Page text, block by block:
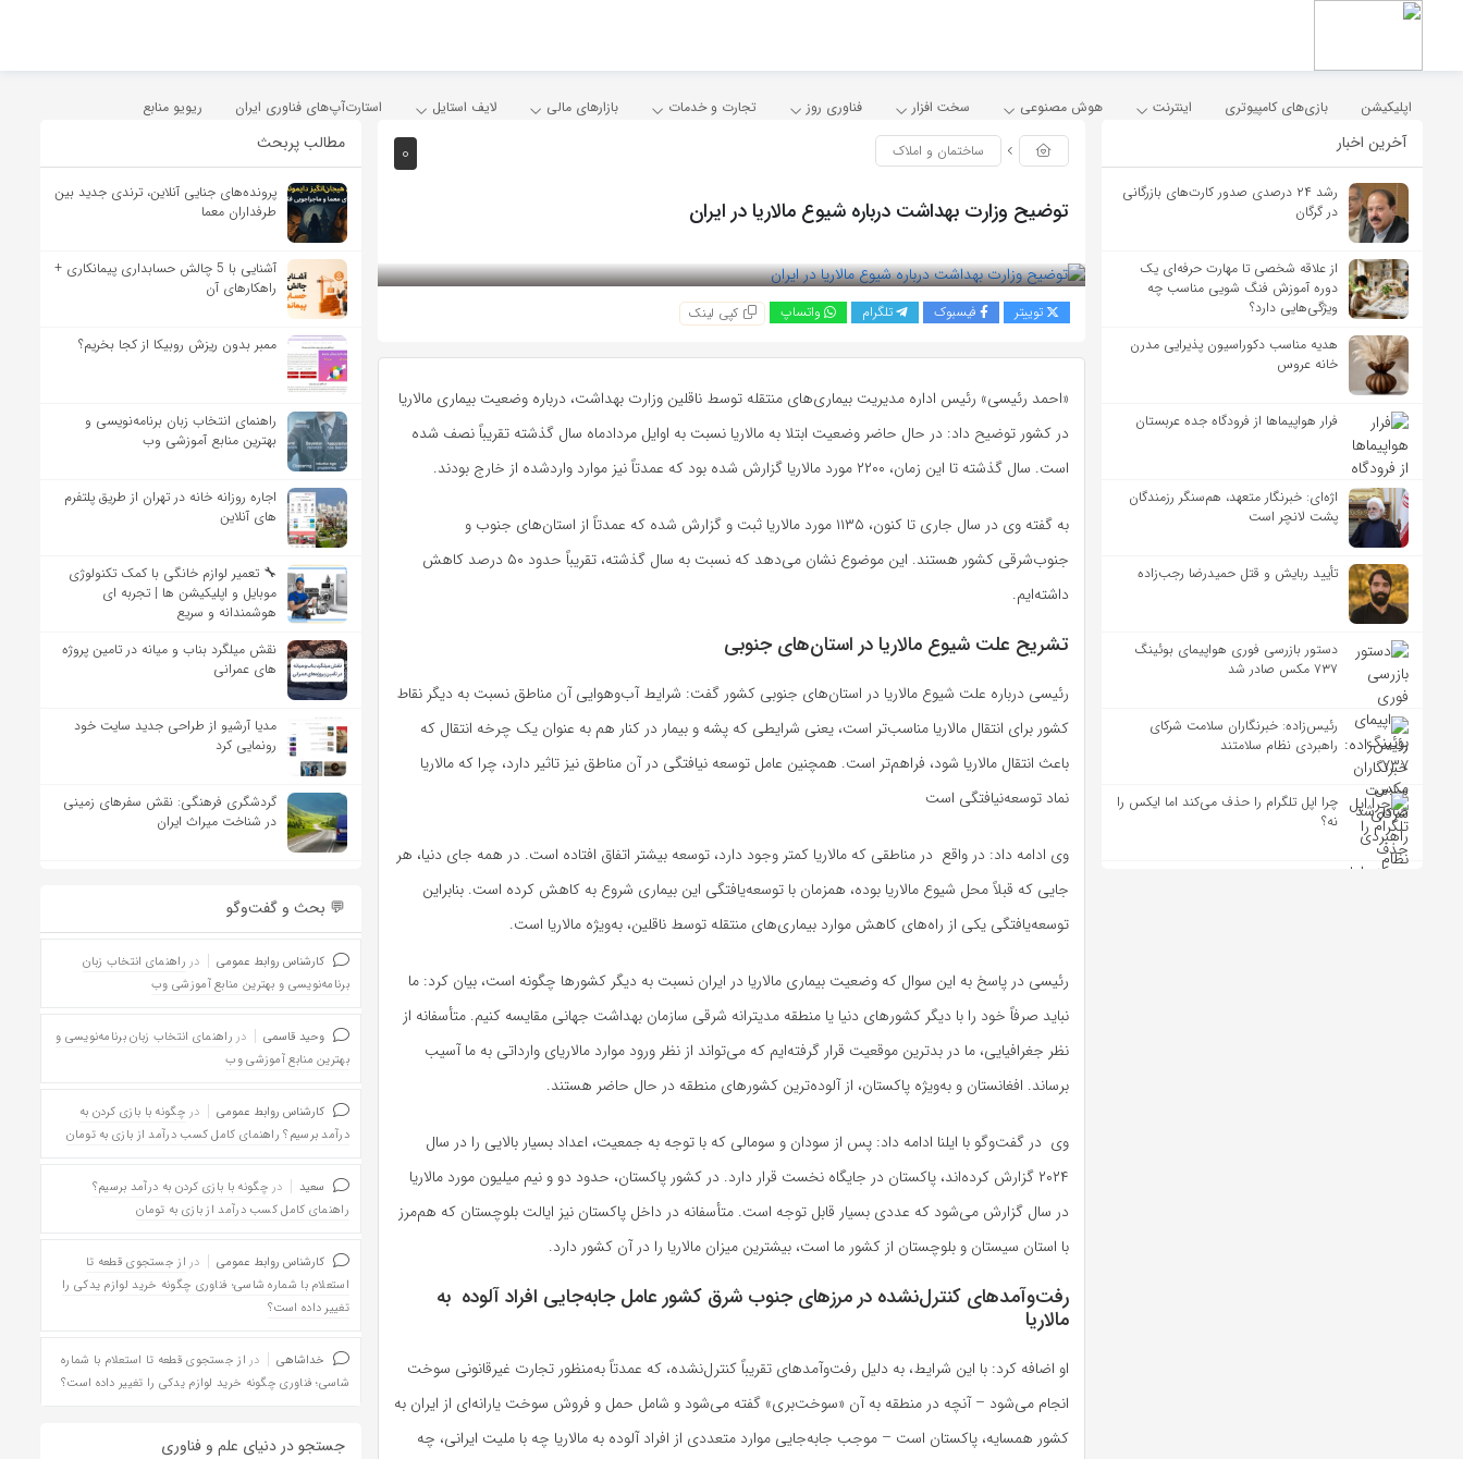
اپلیکیشن بازی‌های کامپیوتری اینترنت هوش مصنوعی سخت افزار فناوری روز تجارت و خدمات بازارهای مالی لایف استایل استارت‌آپ‌های فناوری ایران ریویو منابع
آخرین اخبار
رشد ۲۴ درصدی صدور کارت‌های بازرگانی
در گرگان
از علاقه شخصی تا مهارت حرفه‌ای یک
دوره آموزش فنگ شویی مناسب چه
ویژگی‌هایی دارد؟
هدیه مناسب دکوراسیون پذیرایی مدرن
خانه عروس
فرار هواپیماها از فرودگاه جده عربستان
اژه‌ای: خبرنگار متعهد، هم‌سنگر رزمندگان
پشت لانچر است
تأیید ربایش و قتل حمیدرضا رجب‌زاده
دستور بازرسی فوری هواپیمای بوئینگ
۷۳۷ مکس صادر شد
رئیس‌زاده: خبرنگاران سلامت شرکای
راهبردی نظام سلامتند
چرا اپل تلگرام را حذف می‌کند اما ایکس را
نه؟
0 ساختمان و املاک
توضیح وزارت بهداشت درباره شیوع مالاریا در ایران
توییتر فیسبوک تلگرام واتساپ کپی لینک
«احمد رئیسی» رئیس اداره مدیریت بیماری‌های منتقله توسط ناقلین وزارت بهداشت، درباره وضعیت بیماری مالاریا
در کشور توضیح داد: در حال حاضر وضعیت ابتلا به مالاریا نسبت به اوایل مردادماه سال گذشته تقریباً نصف شده
است. سال گذشته تا این زمان، ۲۲۰۰ مورد مالاریا گزارش شده بود که عمدتاً نیز موارد واردشده از خارج بودند.
به گفته وی در سال جاری تا کنون، ۱۱۳۵ مورد مالاریا ثبت و گزارش شده که عمدتاً از استان‌های جنوب و
جنوب‌شرقی کشور هستند. این موضوع نشان می‌دهد که نسبت به سال گذشته، تقریباً حدود ۵۰ درصد کاهش
داشته‌ایم.
تشریح علت شیوع مالاریا در استان‌های جنوبی
رئیسی درباره‌ علت شیوع مالاریا در استان‌های جنوبی کشور گفت: شرایط آب‌وهوایی آن مناطق نسبت به دیگر نقاط
کشور برای انتقال مالاریا مناسب‌تر است، یعنی شرایطی که پشه و بیمار در کنار هم به عنوان یک چرخه انتقال که
باعث انتقال مالاریا شود، فراهم‌تر است. همچنین عامل توسعه نیافتگی در آن مناطق نیز تاثیر دارد، چرا که مالاریا
نماد توسعه‌نیافتگی است
وی ادامه داد: در واقع در مناطقی که مالاریا کمتر وجود دارد، توسعه بیشتر اتفاق افتاده است. در همه جای دنیا، هر
جایی که قبلاً محل شیوع مالاریا بوده، همزمان با توسعه‌یافتگی این بیماری شروع به کاهش کرده است. بنابراین
توسعه‌یافتگی یکی از راه‌های کاهش موارد بیماری‌های منتقله توسط ناقلین، به‌ویژه مالاریا است.
رئیسی در پاسخ به این سوال که وضعیت بیماری مالاریا در ایران نسبت به دیگر کشورها چگونه است، بیان کرد: ما
نباید صرفاً خود را با دیگر کشورهای دنیا یا منطقه مدیترانه شرقی سازمان بهداشت جهانی مقایسه کنیم. متأسفانه از
نظر جغرافیایی، ما در بدترین موقعیت قرار گرفته‌ایم که می‌تواند از نظر ورود موارد مالاریای وارداتی به ما آسیب
برساند. افغانستان و به‌ویژه پاکستان، از آلوده‌ترین کشورهای منطقه در حال حاضر هستند.
وی در گفت‌وگو با ایلنا ادامه داد: پس از سودان و سومالی که با توجه به جمعیت، اعداد بسیار بالایی را در سال
۲۰۲۴ گزارش کرده‌اند، پاکستان در جایگاه نخست قرار دارد. در کشور پاکستان، حدود دو و نیم میلیون مورد مالاریا
در سال گزارش می‌شود که عددی بسیار قابل توجه است. متأسفانه در داخل پاکستان نیز ایالت بلوچستان که هم‌مرز
با استان سیستان و بلوچستان از کشور ما است، بیشترین میزان مالاریا را در آن کشور دارد.
رفت‌وآمدهای کنترل‌نشده در مرزهای جنوب شرق کشور عامل جابه‌جایی افراد آلوده به
مالاریا
او اضافه کرد: با این شرایط، به دلیل رفت‌وآمدهای تقریباً کنترل‌نشده، که عمدتاً به‌منظور تجارت غیرقانونی سوخت
انجام می‌شود – آنچه در منطقه به آن «سوخت‌بری» گفته می‌شود و شامل حمل و فروش سوخت یارانه‌ای از ایران به
کشور همسایه، پاکستان است – موجب جابه‌جایی موارد متعددی از افراد آلوده به مالاریا چه با ملیت ایرانی، چه
مطالب پربحث
پرونده‌های جنایی آنلاین، ترندی جدید بین
طرفداران معما
آشنایی با 5 چالش حسابداری پیمانکاری +
راهکارهای آن
ممبر بدون ریزش روبیکا از کجا بخریم؟
راهنمای انتخاب زبان برنامه‌نویسی و
بهترین منابع آموزشی وب
اجاره روزانه خانه در تهران از طریق پلتفرم
های آنلاین
🔧 تعمیر لوازم خانگی با کمک تکنولوژی
موبایل و اپلیکیشن ها | تجربه ای
هوشمندانه و سریع
نقش میلگرد بناب و میانه در تامین پروژه
های عمرانی
مدیا آرشیو از طراحی جدید سایت خود
رونمایی کرد
گردشگری فرهنگی: نقش سفرهای زمینی
در شناخت میراث ایران
💬 بحث و گفت‌وگو
کارشناس روابط عمومی در راهنمای انتخاب زبان
برنامه‌نویسی و بهترین منابع آموزشی وب
وحید قاسمی در راهنمای انتخاب زبان برنامه‌نویسی و
بهترین منابع آموزشی وب
کارشناس روابط عمومی در چگونه با بازی کردن به
درآمد برسیم؟ راهنمای کامل کسب درآمد از بازی به تومان
سعید در چگونه با بازی کردن به درآمد برسیم؟
راهنمای کامل کسب درآمد از بازی به تومان
کارشناس روابط عمومی در از جستجوی قطعه تا
استعلام با شماره شاسی؛ فناوری چگونه خرید لوازم یدکی را
تغییر داده است؟
خداشاهی در از جستجوی قطعه تا استعلام با شماره
شاسی؛ فناوری چگونه خرید لوازم یدکی را تغییر داده است؟
جستجو در دنیای علم و فناوری